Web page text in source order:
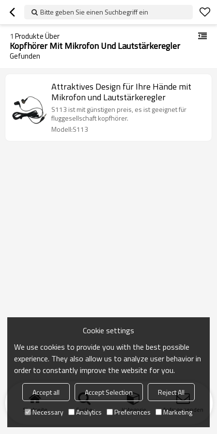
Bitte geben Sie einen Suchbegriff ein
1 Produkte Über
Kopfhörer Mit Mikrofon Und Lautstärkeregler
Gefunden
Attraktives Design für Ihre Hände mit
Mikrofon und Lautstärkeregler
S113 ist mit günstigen preis, es ist geeignet für
fluggesellschaft kopfhörer.
Modell:S113
Startseite Suche Kategorie Anfrage senden
Cookie settings
We use cookies to provide you with the best possible
experience. They also allow us to analyze user behavior in
order to constantly improve the website for you.
Accept all Accept Selection
Reject All
Necessary
Analytics Preferences Marketing